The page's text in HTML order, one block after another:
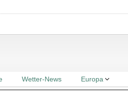
Wetter-News Europa